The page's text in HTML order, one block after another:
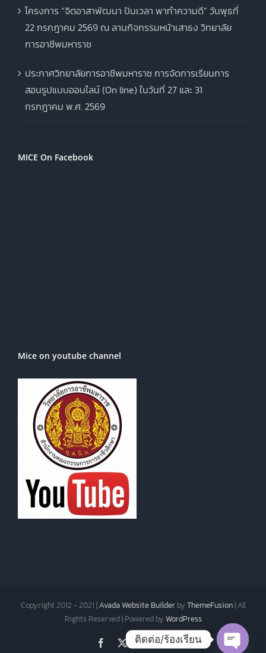
โครงการ “จิตอาสาพัฒนา ปันเวลา พาทำความดี” วันพุธที่
22 กรกฎาคม 2569 ณ ลานกิจกรรมหน้าเสาธง วิทยาลัย
การอาชีพมหาราช
ประกาศวิทยาลัยการอาชีพมหาราช การจัดการเรียนการ
สอนรูปแบบออนไลน์ (On line) ในวันที่ 27 และ 31
กรกฎาคม พ.ศ. 2569
MICE On Facebook
Mice on youtube channel
Copyright 2012 - 2021 |Avada Website Builderby ThemeFusion| All
Rights Reserved | Powered by WordPress
Facebook InstagramPinterest
ติดต่อ/ร้องเรียน